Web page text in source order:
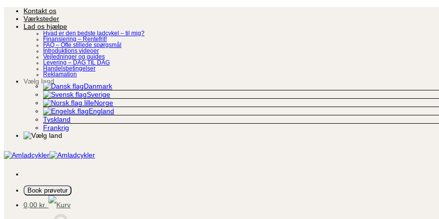
Fortsæt
indhold
Kontakt os
Værksteder
Lad os hjælpe
Hvad er den bedste ladcykel – til mig?
Finansiering – Rentefrit!
FAQ – Ofte stillede spørgsmål
Introduktions videoer
Vejledninger og guides
Levering – DAG TIL DAG
Handelsbetingelser
Reklamation
Vælg land
Danmark
Sverige
Norge
England
Tyskland
Frankrig
Book prøvetur
0,00 kr.